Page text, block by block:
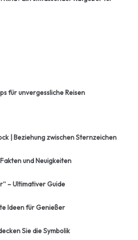
für unvergessliche Reisen
| Beziehung zwischen Sternzeichen
und Neuigkeiten
– Ultimativer Guide
Ideen für Genießer
Sie die Symbolik